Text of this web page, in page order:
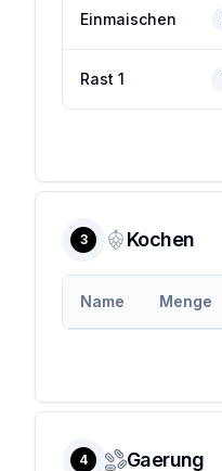
Einmaischen
Rast 1
3 Kochen
Name Menge
4 Gaerung